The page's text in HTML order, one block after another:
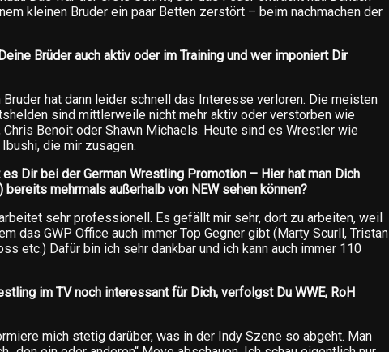
kleinen Bruder ein paar Betten zerstört – beim nachmachen der
Brüder auch aktiv oder im Training und wer imponiert Dir
Bruder hat dann leider schnell das Interesse verloren. Die meisten
sind mittlerweile nicht mehr aktiv oder verstorben wie
Chris Benoit oder Shawn Michaels. Heute sind es Wrestler wie
die mir zusagen.
Dir bei der German Wrestling Promotion – Hier hat man Dich
bereits mehrmals außerhalb von NEW sehen können?
sehr professionell. Es gefällt mir sehr, dort zu arbeiten, weil
das GWP Office auch immer Top Gegner gibt (Marty Scurll, Tristan
etc.) Dafür bin ich sehr dankbar und ich kann auch immer 110
im TV noch interessant für Dich, verfolgst Du WWE, RoH
mich stetig darüber, was in der Indy Szene so abgeht. Man